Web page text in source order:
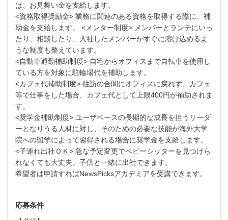
は、お見舞い金を支給します。
<資格取得奨励金> 業務に関連のある資格を取得する際に、補
助金を支給します。 <メンター制度> メンバーとランチにいっ
たり、相談したり、入社したメンバーがすぐに溶け込めるよ
うな制度も整えています。
<自動車通勤補助制度> 自宅からオフィスまで自転車を使用し
ている方を対象に駐輪場代を補助します。
<カフェ代補助制度> 往訪の合間にオフィスに戻れず、カフェ
等で仕事をした場合、カフェ代として上限400円が補助されま
す。
<奨学金補助制度> ユーザベースの長期的な成長を担うリーダ
ーとなりうる人材に対し、そのための必要な技能が海外大学
院への留学によって習得される場合に奨学金を支給します。
<子連れ出社ＯＫ> 急な予定変更でベビーシッターを見つけら
れなくても大丈夫。子供と一緒に出社できます。
希望者は申請すればNewsPicksアカデミアを受講できます。
応募条件